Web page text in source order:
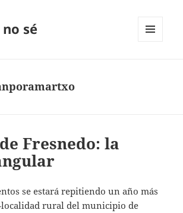
sé
Fresnedo: la
se estará repitiendo un año más
rural del municipio de